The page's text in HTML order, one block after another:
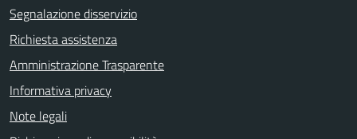
Segnalazione disservizio
Richiesta assistenza
Amministrazione Trasparente
Informativa privacy
Note legali